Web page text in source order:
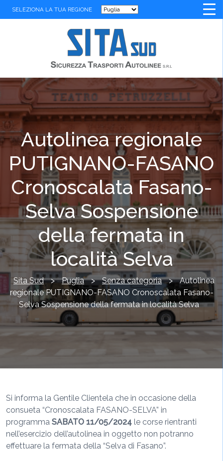
SELEZIONA LA TUA REGIONE
Autolinea regionale
PUTIGNANO-FASANO
Cronoscalata Fasano-
Selva Sospensione
della fermata in
località Selva
Sita Sud > Puglia > Senza categoria > Autolinea
regionale PUTIGNANO-FASANO Cronoscalata Fasano-
Selva Sospensione della fermata in località Selva
Si informa la Gentile Clientela che in occasione della
consueta “Cronoscalata FASANO-SELVA” in
programma SABATO 11/05/2024 le corse rientranti
nell’esercizio dell’autolinea in oggetto non potranno
effettuare la fermata della “Selva di Fasano”.